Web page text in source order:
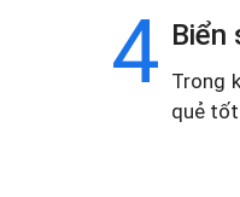
4 Biển
Trong
quẻ tốt